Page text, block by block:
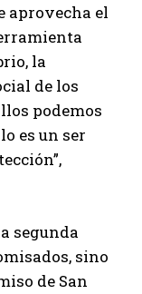
aprovecha el
la
de los
podemos
es un ser
segunda
sino
de San